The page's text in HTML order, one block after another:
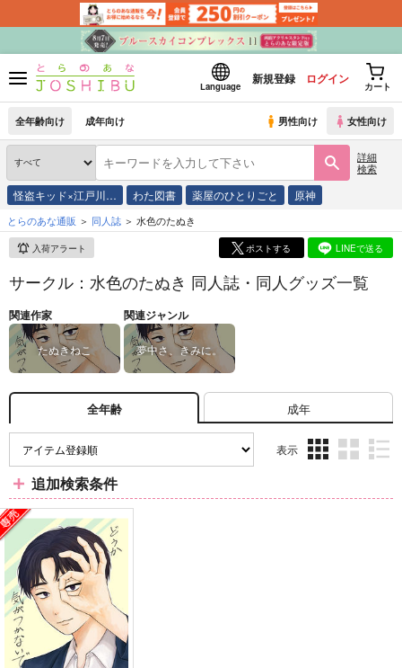
Language
新規登録 ログイン
カート
全年齢向け 成年向け 男性向け 女性向け
詳細
検索
怪盗キッド×江戸川… わた図書 薬屋のひとりごと 原神
とらのあな通販 同人誌 水色のたぬき
入荷アラート ポストする LINEで送る
サークル：水色のたぬき 同人誌・同人グッズ一覧
関連作家
たぬきねこ
関連ジャンル
夢中さ、きみに。
全年齢 成年
表示
ム
ム
ム
追加検索条件